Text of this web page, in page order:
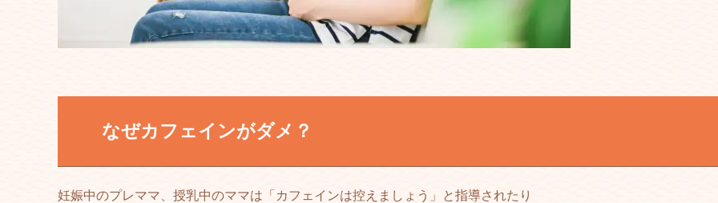
なぜカフェインがダメ？
妊娠中のプレママ、授乳中のママは「カフェインは控えましょう」と指導されたり